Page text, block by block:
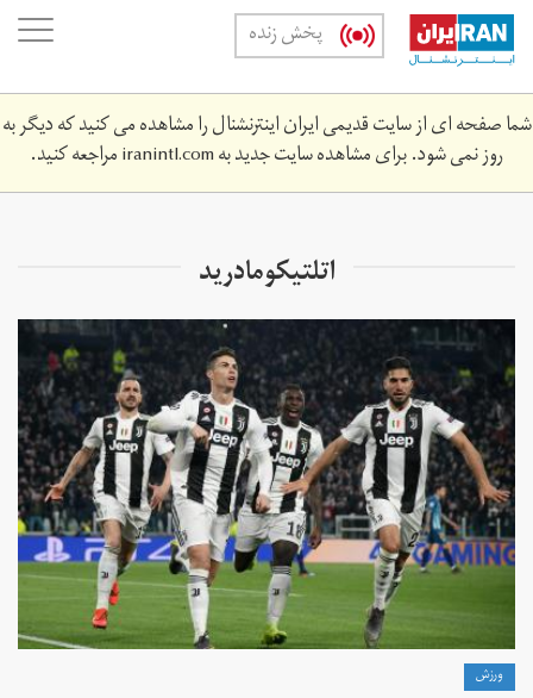
Skip
main
content
پخش زنده
شما صفحه ای از سایت قدیمی ایران اینترنشنال را مشاهده می کنید که دیگر به
روز نمی شود. برای مشاهده سایت جدید بهiranintl.comمراجعه کنید.
اتلتیکومادرید
ورزش